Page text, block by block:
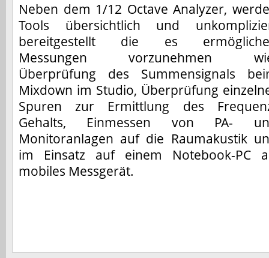
Neben dem 1/12 Octave Analyzer,
Tools übersichtlich und
bereitgestellt die es
Messungen vorzunehmen
Überprüfung des Summensignals
Mixdown im Studio, Überprüfung
Spuren zur Ermittlung des
Gehalts, Einmessen von PA-
Monitoranlagen auf die Raumakustik
im Einsatz auf einem Notebook-PC
mobiles Messgerät.